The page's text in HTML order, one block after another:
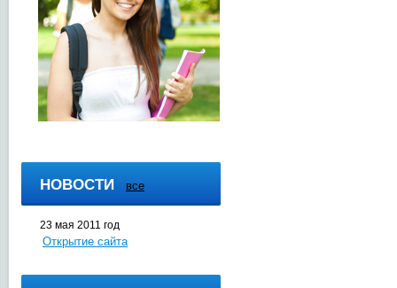
НОВОСТИ все
23 мая 2011 год
Открытие сайта